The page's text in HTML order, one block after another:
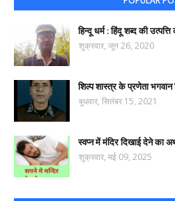
हिन्दू धर्म : हिंदू शब्द की
शुक्रवार, जून 26, 2020
शिल्प शास्त्र के प्रणेता भगवान
बुधवार, सितंबर 15, 2021
स्वप्न में मंदिर दिखाई देने का
शुक्रवार, मई 09, 2025